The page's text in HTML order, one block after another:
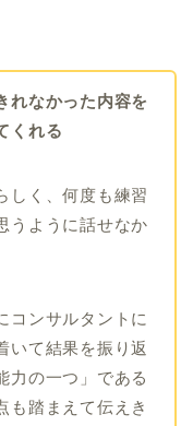
れなかった内容を
くれる
しく、何度も練習
うように話せなか
コンサルタントに
いて結果を振り返
力の一つ」である
も踏まえて伝えき